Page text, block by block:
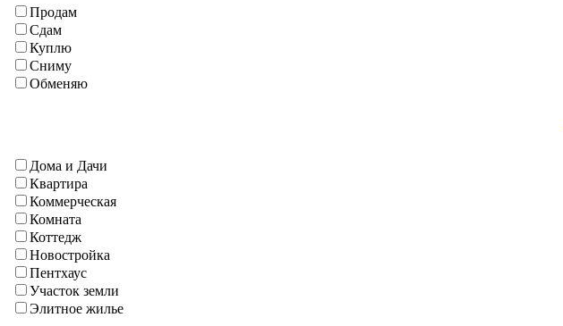
Согд
Айни
Ашт
Б. Гафуров
Ганчи
Истиклол(Табошар)
Исфара
Кайраккум
Канибадам
Мастча
Пенджикент
Спитамен(Нов)
Худжанд
Чкаловск
Продам
Сдам
Куплю
Сниму
Обменяю
Дома и Дачи
Квартира
Коммерческая
Комната
Коттедж
Новостройка
Пентхаус
Участок земли
Элитное жилье